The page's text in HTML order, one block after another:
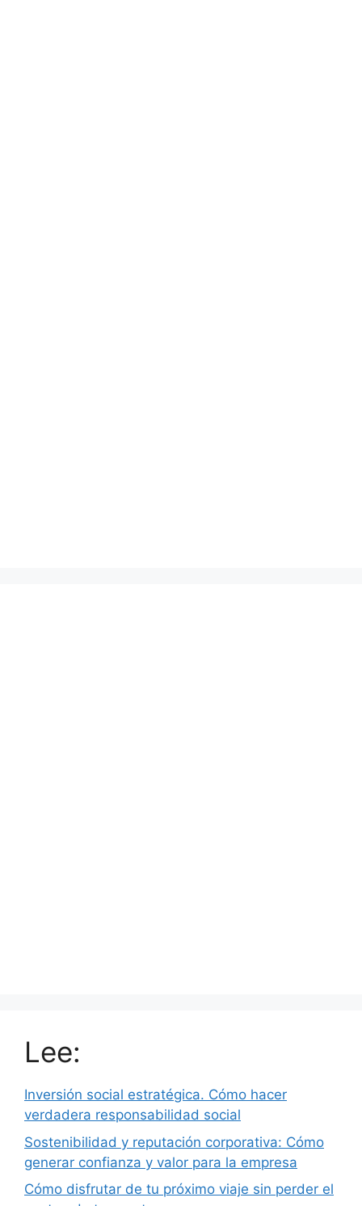
Lee:
Inversión social estratégica. Cómo hacer
verdadera responsabilidad social
Sostenibilidad y reputación corporativa: Cómo
generar confianza y valor para la empresa
Cómo disfrutar de tu próximo viaje sin perder el